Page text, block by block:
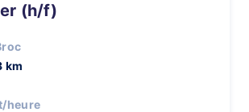
(h/f)
km
heure